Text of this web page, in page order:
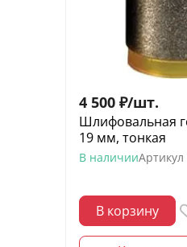
4 500 ₽/шт.
Шлифовальная
19 мм, тонкая
В наличииАртикул
В корзину